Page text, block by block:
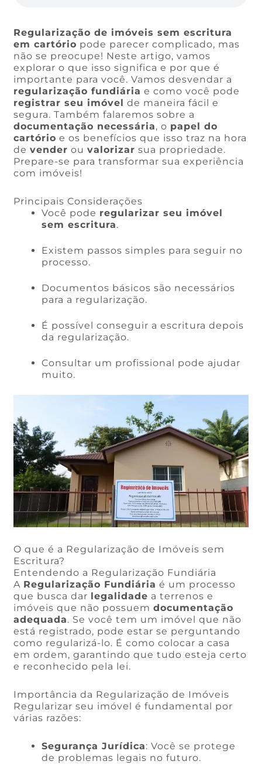
Regularização de imóveis sem escritura
em cartório pode parecer complicado, mas
não se preocupe! Neste artigo, vamos
explorar o que isso significa e por que é
importante para você. Vamos desvendar a
regularização fundiária e como você pode
registrar seu imóvel de maneira fácil e
segura. Também falaremos sobre a
documentação necessária, o papel do
cartório e os benefícios que isso traz na hora
devender ouvalorizar sua propriedade.
Prepare-se para transformar sua experiência
com imóveis!
Principais Considerações
Você pode regularizar seu imóvel
sem escritura.
Existem passos simples para seguir no
processo.
Documentos básicos são necessários
para a regularização.
É possível conseguir a escritura depois
da regularização.
Consultar um profissional pode ajudar
muito.
O que é a Regularização de Imóveis sem
Escritura?
Entendendo a Regularização Fundiária
A Regularização Fundiária é um processo
que busca dar legalidade a terrenos e
imóveis que não possuemdocumentação
adequada. Se você tem um imóvel que não
está registrado, pode estar se perguntando
como regularizá-lo. É como colocar a casa
em ordem, garantindo que tudo esteja certo
e reconhecido pela lei.
Importância da Regularização de Imóveis
Regularizar seu imóvel é fundamental por
várias razões:
Segurança Jurídica: Você se protege
de problemas legais no futuro.